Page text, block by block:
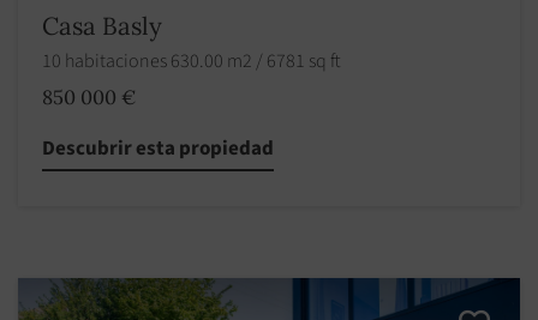
Casa Basly
10 habitaciones 630.00 m2 / 6781 sq ft
850 000 €
Descubrir esta propiedad